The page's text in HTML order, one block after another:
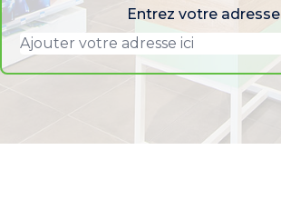
Entrez votre adresse